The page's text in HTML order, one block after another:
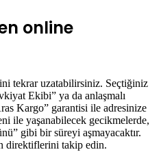
online
tekrar uzatabilirsiniz. Seçtiğiniz
Ekibi” ya da anlaşmalı
Kargo” garantisi ile adresinize
ile yaşanabilecek gecikmelerde,
gibi bir süreyi aşmayacaktır.
direktiflerini takip edin.